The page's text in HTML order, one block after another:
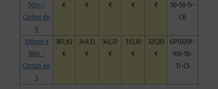
50m –
Carton de
6
€
€
€
€
€
50-50-Tr-
C6
100mm x
50m –
Carton de
5
387,92
€
349,13
€
341,37
€
333,61
€
325,85
€
GPT020F-
100-50-
Tr-C5